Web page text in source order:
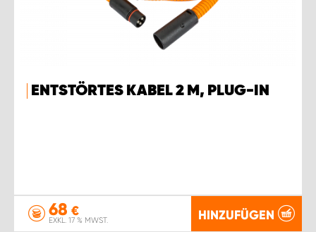
ENTSTÖRTES KABEL 2 M, PLUG-IN
68 €
EXKL. 17 % MWST. HINZUFÜGEN